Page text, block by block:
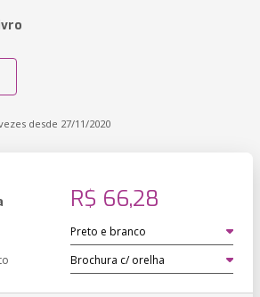
desde 27/11/2020
R$ 66,28